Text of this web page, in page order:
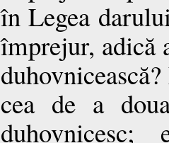
în Legea
împrejur, adică
cea de a